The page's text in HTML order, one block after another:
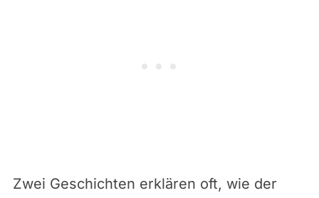
Zwei Geschichten erklären oft, wie der